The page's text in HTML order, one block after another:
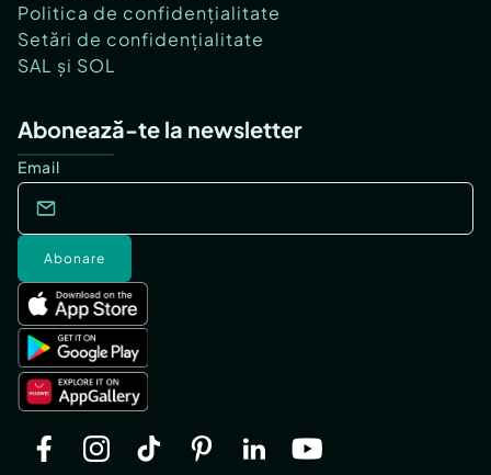
Politica de confidențialitate
Setări de confidențialitate
SAL și SOL
Abonează-te la newsletter
Email
Abonare